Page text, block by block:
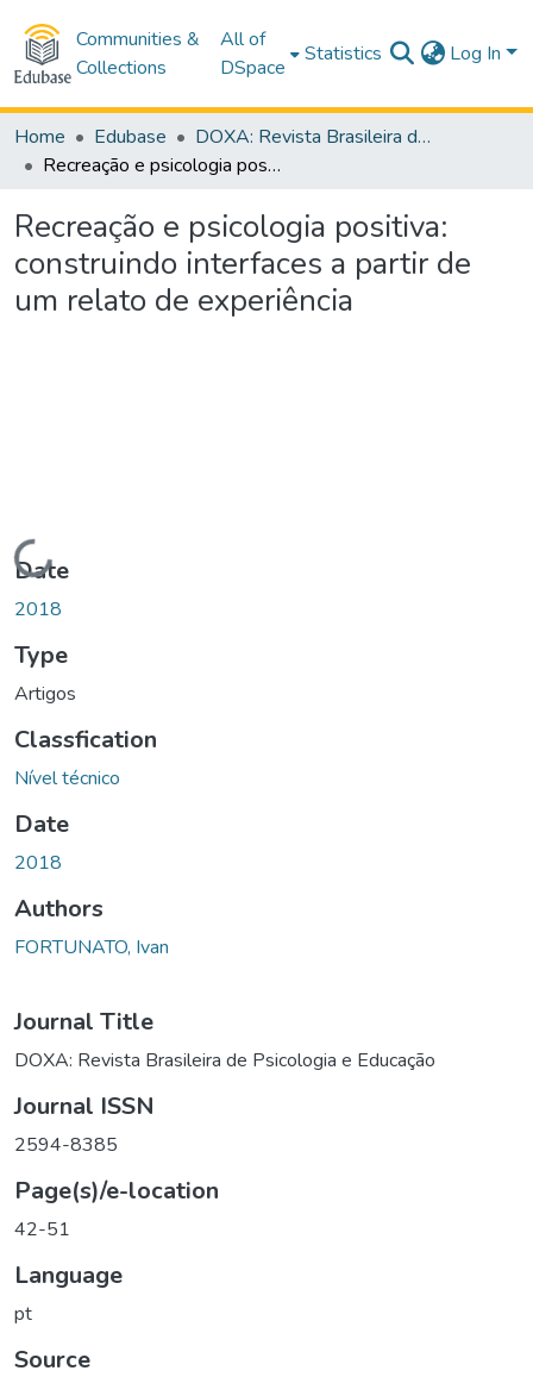
Communities &
Collections
All of
DSpace
Statistics Log In
Home Edubase
DOXA: Revista Brasileira de Psicologia e Educação
Recreação e psicologia positiva: construindo interfaces a partir de um relato de experiência
Recreação e psicologia positiva:
construindo interfaces a partir de
um relato de experiência
Loading...
Date
2018
Type
Artigos
Classfication
Nível técnico
Date
2018
Authors
FORTUNATO, Ivan
Journal Title
DOXA: Revista Brasileira de Psicologia e Educação
Journal ISSN
2594-8385
Page(s)/e-location
42-51
Language
pt
Source